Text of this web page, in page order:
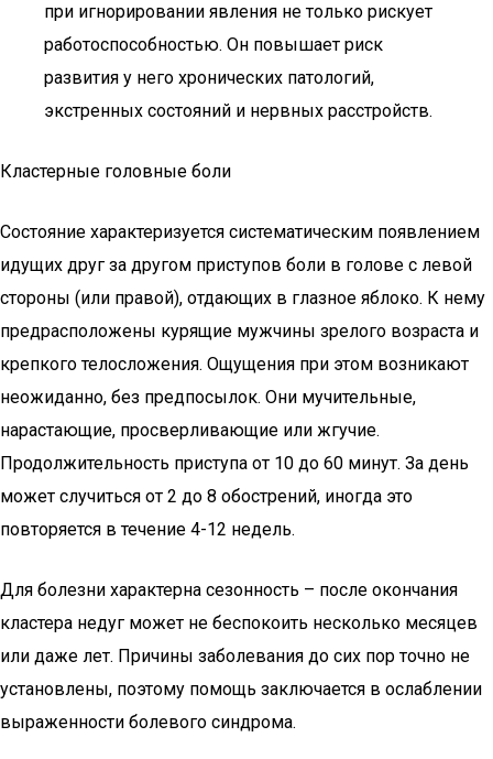
при игнорировании явления не только рискует
работоспособностью. Он повышает риск
развития у него хронических патологий,
экстренных состояний и нервных расстройств.
Кластерные головные боли
Состояние характеризуется систематическим появлением
идущих друг за другом приступов боли в голове с левой
стороны (или правой), отдающих в глазное яблоко. К нему
предрасположены курящие мужчины зрелого возраста и
крепкого телосложения. Ощущения при этом возникают
неожиданно, без предпосылок. Они мучительные,
нарастающие, просверливающие или жгучие.
Продолжительность приступа от 10 до 60 минут. За день
может случиться от 2 до 8 обострений, иногда это
повторяется в течение 4-12 недель.
Для болезни характерна сезонность – после окончания
кластера недуг может не беспокоить несколько месяцев
или даже лет. Причины заболевания до сих пор точно не
установлены, поэтому помощь заключается в ослаблении
выраженности болевого синдрома.